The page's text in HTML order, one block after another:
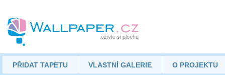
PŘIDAT TAPETU VLASTNÍ GALERIE O PROJEKTU